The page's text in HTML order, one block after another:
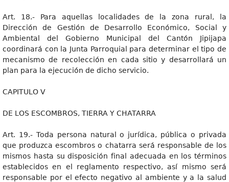
Art. 18.- Para aquellas localidades de la zona rural, la
Dirección de Gestión de Desarrollo Económico, Social y
Ambiental del Gobierno Municipal del Cantón Jipijapa
coordinará con la Junta Parroquial para determinar el tipo de
mecanismo de recolección en cada sitio y desarrollará un
plan para la ejecución de dicho servicio.
CAPITULO V
DE LOS ESCOMBROS, TIERRA Y CHATARRA
Art. 19.- Toda persona natural o jurídica, pública o privada
que produzca escombros o chatarra será responsable de los
mismos hasta su disposición final adecuada en los términos
establecidos en el reglamento respectivo, así mismo será
responsable por el efecto negativo al ambiente y a la salud